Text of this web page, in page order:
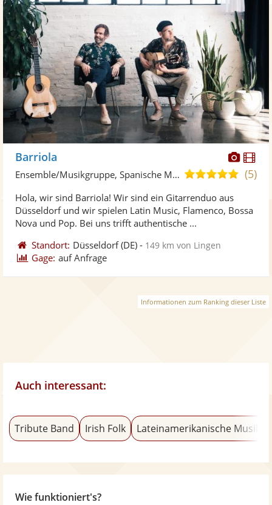
Barriola
4,9(5)
Ensemble/Musikgruppe, Spanische Musik
Hola, wir sind Barriola! Wir sind ein Gitarrenduo aus
Düsseldorf und wir spielen Latin Music, Flamenco, Bossa
Nova und Pop. Bei uns trifft authentische ...
Standort: Düsseldorf(DE) - 149 km von Lingen
Gage: auf Anfrage
Informationen zum Ranking dieser Liste
Auch interessant:
Tribute Band Irish Folk Lateinamerikanische Musik
Wie funktioniert's?